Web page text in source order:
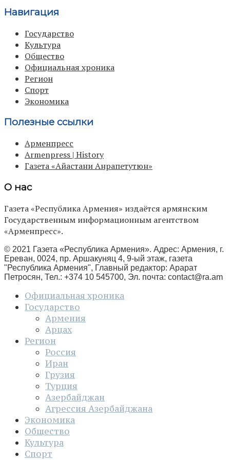
Навигация
Государство
Культура
Общество
Официальная хроника
Регион
Спорт
Экономика
Полезные ссылки
Арменпресс
Armenpress | History
Газета «Айастани Анрапетутюн»
О нас
Газета «Республика Армения» издаётся армянским
Государственным информационным агентством
«Арменпресс».
© 2021 Газета «Республика Армения». Адрес: Армения, г.
Ереван, 0024, пр. Аршакуняц 4, 9-ый этаж, газета
"Республика Армения", Главный редактор: Арарат
Петросян, Тел.: +374 10 545700, Эл. почта: contact@ra.am
Официальная хроника
Государство
Армения
Арцах
Регион
Россия
Иран
Грузия
Турция
Азербайджан
Агрессия Азербайджана
Экономика
Общество
Культура
Спорт